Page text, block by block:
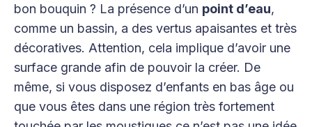
bon bouquin ? La présence d’un point d’eau,
comme un bassin, a des vertus apaisantes et très
décoratives. Attention, cela implique d’avoir une
surface grande afin de pouvoir la créer. De
même, si vous disposez d’enfants en bas âge ou
que vous êtes dans une région très fortement